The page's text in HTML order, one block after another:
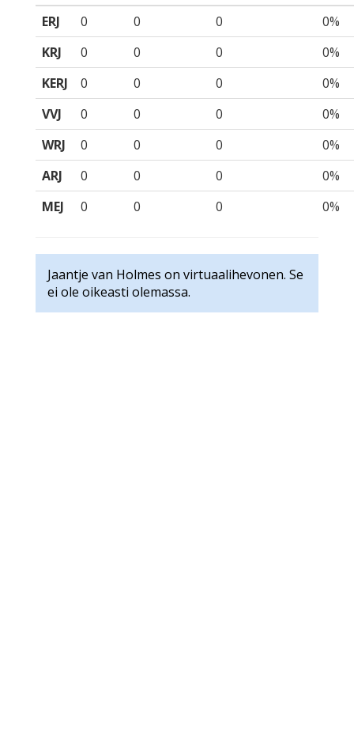
ERJ
0 0 0
0%
KRJ
0 0 0
0%
KERJ
0 0 0
0%
VVJ
0 0 0
0%
WRJ
0 0 0
0%
ARJ
0 0 0
0%
MEJ
0 0 0 0%
Jaantje van Holmes on virtuaalihevonen. Se
ei ole oikeasti olemassa.